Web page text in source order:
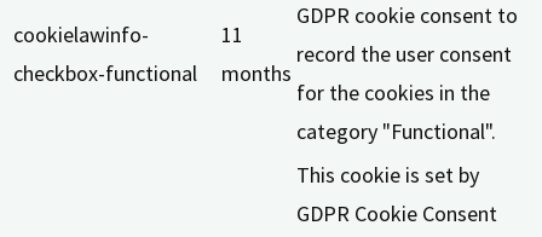
cookielawinfo-
checkbox-functional
11
months
GDPR cookie consent to
record the user consent
for the cookies in the
category "Functional".
This cookie is set by
GDPR Cookie Consent